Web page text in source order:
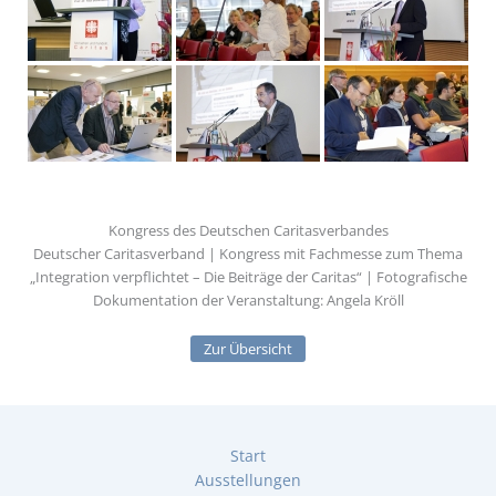
Kongress des Deutschen Caritasverbandes
Deutscher Caritasverband | Kongress mit Fachmesse zum Thema
„Integration verpflichtet – Die Beiträge der Caritas“ | Fotografische
Dokumentation der Veranstaltung: Angela Kröll
Zur Übersicht
Start
Ausstellungen